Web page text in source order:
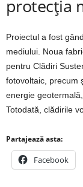
protecția
Proiectul a fost
mediului. Noua
pentru Clădiri
fotovoltaic, precum
energie
Totodată, clădirile
Partajează asta:
Facebook